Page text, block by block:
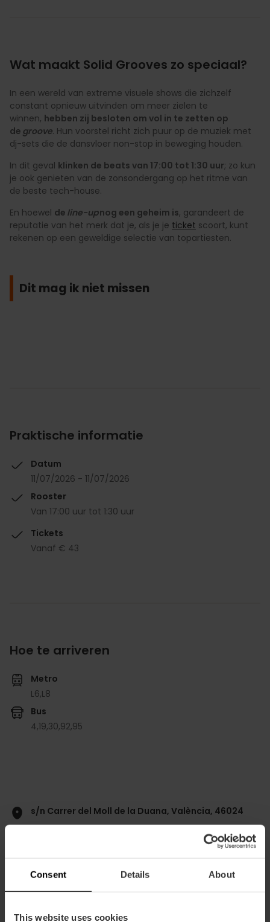
Consent Details About
This website uses cookies
Wat maakt Solid Grooves zo speciaal?
In een wereld van extreme visuele shows die zichzelf
constant opnieuw uitvinden om meer zielen te
winnen, hebben zij besloten om vol in te zetten op
de groove. Hun voorstel richt zich puur op de muziek met
dj-sets die de dansvloer non-stop in beweging houden.
In dit geval klinken de beats van 17:00 tot 1:30 uur; zo kun
je ook genieten van de zonsondergang op het ritme van
de beste tech-house.
En hoewel de line-upnog een geheim is, garandeert de
reputatie van het merk dat je, als je je ticket scoort, kunt
rekenen op een geweldige selectie van topartiesten.
Dit mag ik niet missen
Praktische informatie
Datum
11/07/2026 - 11/07/2026
Rooster
Van 17:00 uur tot 1:30 uur
Tickets
Vanaf € 43
Hoe te arriveren
Metro
L6,L8
Bus
4,19,30,92,95
s/n Carrer del Moll de la Duana, València, 46024